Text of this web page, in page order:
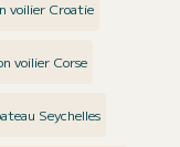
voilier Croatie
voilier Corse
Seychelles